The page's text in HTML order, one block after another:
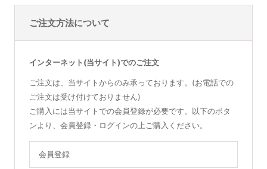
ご注文方法について
インターネット(当サイト)でのご注文
ご注文は、当サイトからのみ承っております。(お電話での
ご注文は受け付けておりません)
ご購入には当サイトでの会員登録が必要です。以下のボタ
ンより、会員登録・ログインの上ご購入ください。
会員登録